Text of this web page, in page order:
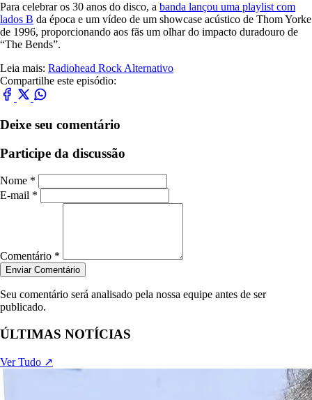
Para celebrar os 30 anos do disco, a banda lançou uma playlist com
lados B da época e um vídeo de um showcase acústico de Thom Yorke
de 1996, proporcionando aos fãs um olhar do impacto duradouro de
“The Bends”.
Leia mais: Radiohead Rock Alternativo
Compartilhe este episódio:
Deixe seu comentário
Participe da discussão
Nome *
E-mail *
Comentário *
Enviar Comentário
Seu comentário será analisado pela nossa equipe antes de ser
publicado.
ÚLTIMAS NOTÍCIAS
Ver Tudo ↗